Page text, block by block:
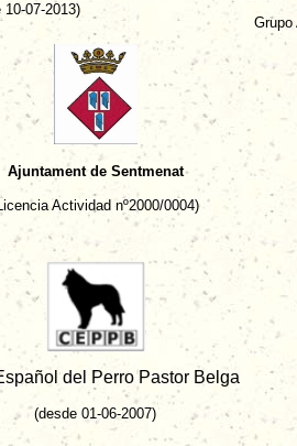
10-07-2013)
Grupo
Ajuntament de Sentmenat
Actividad nº2000/0004)
del Perro Pastor Belga
(desde 01-06-2007)